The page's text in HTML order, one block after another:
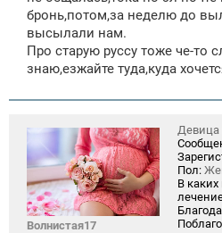
бронь,потом,за неделю до
высылали нам.
Про старую руссу тоже че-то
знаю,езжайте туда,куда
Волнистая17
Девица
Пол:
В